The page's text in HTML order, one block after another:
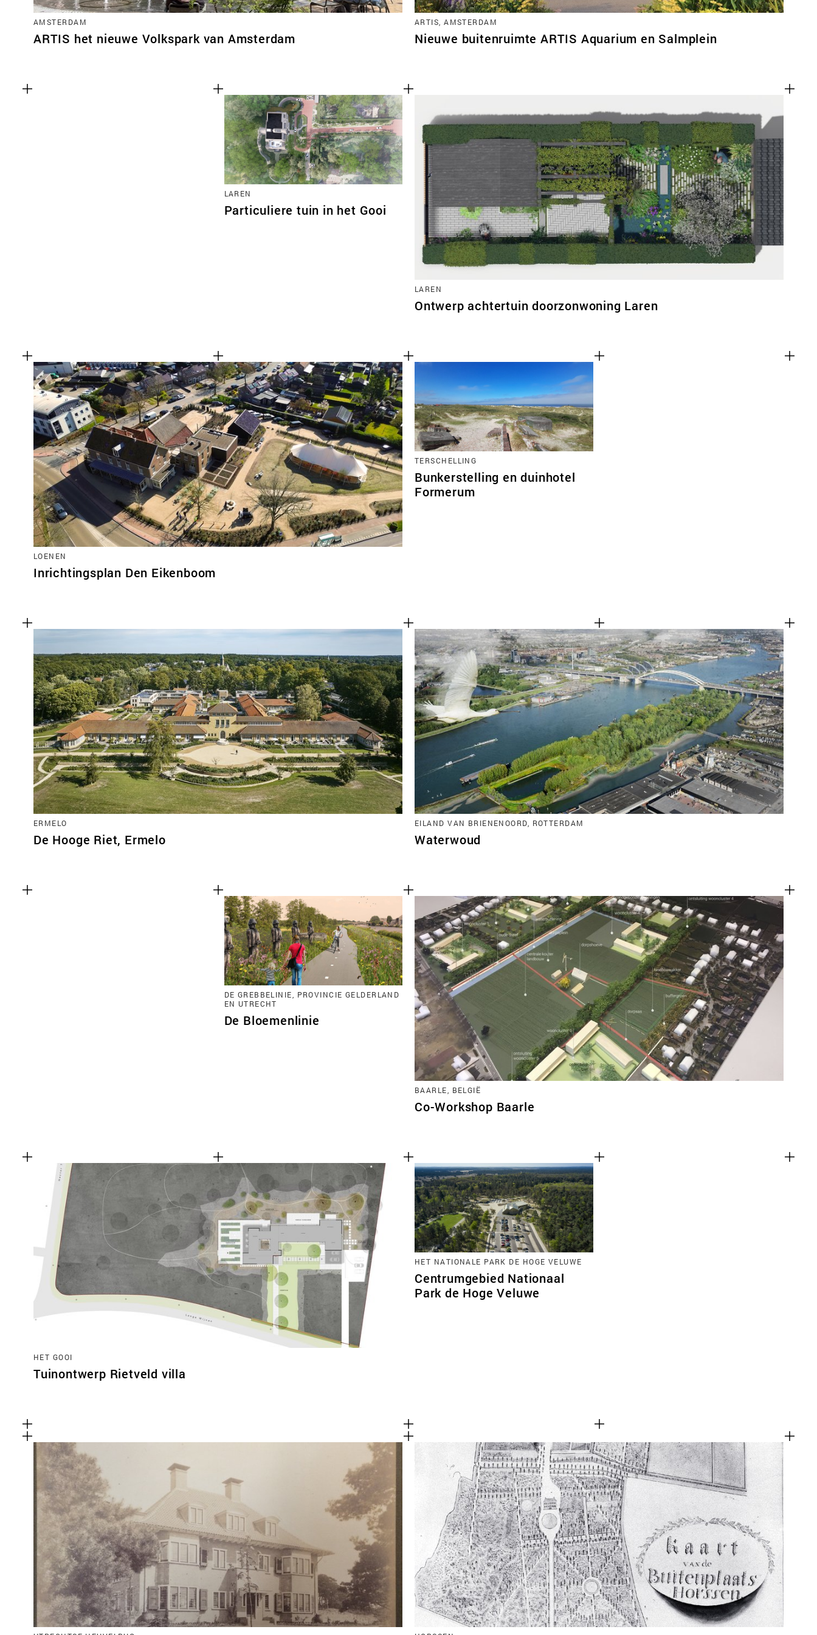
AMSTERDAM
ARTIS het nieuwe Volkspark van Amsterdam
ARTIS, AMSTERDAM
Nieuwe buitenruimte ARTIS Aquarium en Salmplein
LAREN
Particuliere tuin in het Gooi
LAREN
Ontwerp achtertuin doorzonwoning Laren
LOENEN
Inrichtingsplan Den Eikenboom
TERSCHELLING
Bunkerstelling en duinhotel
Formerum
ERMELO
De Hooge Riet, Ermelo
EILAND VAN BRIENENOORD, ROTTERDAM
Waterwoud
DE GREBBELINIE, PROVINCIE GELDERLAND
EN UTRECHT
De Bloemenlinie
BAARLE, BELGIË
Co-Workshop Baarle
HET GOOI
Tuinontwerp Rietveld villa
HET NATIONALE PARK DE HOGE VELUWE
Centrumgebied Nationaal
Park de Hoge Veluwe